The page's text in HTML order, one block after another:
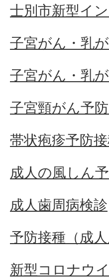
士別市新型イ
子宮がん・乳
子宮がん・乳
子宮頸がん予
帯状疱疹予防
成人の風しん
成人歯周病検診
予防接種（成人
新型コロナウ